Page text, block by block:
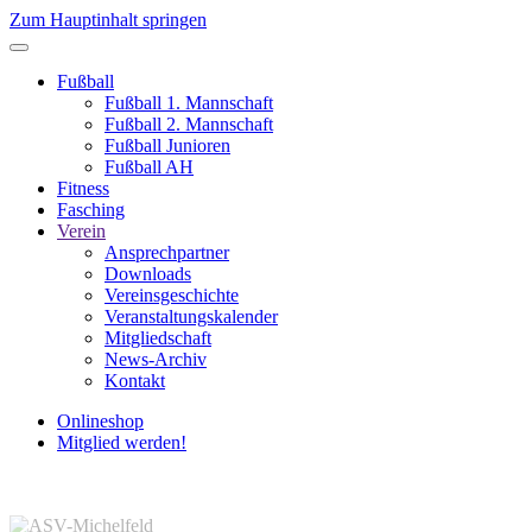
Zum Hauptinhalt springen
Fußball
Fußball 1. Mannschaft
Fußball 2. Mannschaft
Fußball Junioren
Fußball AH
Fitness
Fasching
Verein
Ansprechpartner
Downloads
Vereinsgeschichte
Veranstaltungskalender
Mitgliedschaft
News-Archiv
Kontakt
Onlineshop
Mitglied werden!